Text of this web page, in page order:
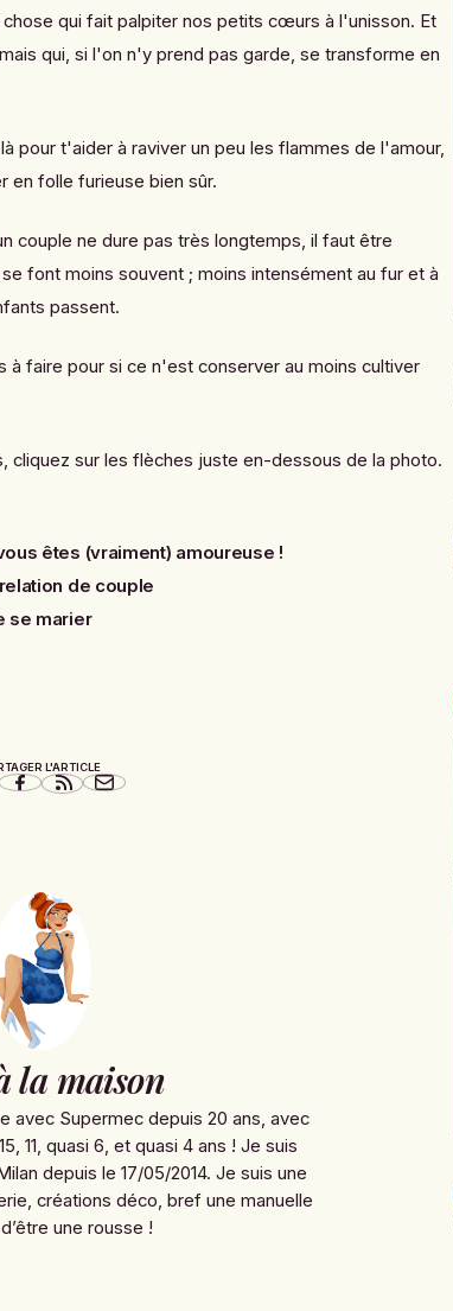
qui fait palpiter nos petits cœurs à l'unisson. Et
qui, si l'on n'y prend pas garde, se transforme en
pour t'aider à raviver un peu les flammes de l'amour,
en folle furieuse bien sûr.
couple ne dure pas très longtemps, il faut être
font moins souvent ; moins intensément au fur et à
passent.
à faire pour si ce n'est conserver au moins cultiver
cliquez sur les flèches juste en-dessous de la photo.
êtes (vraiment) amoureuse !
de couple
se marier
L'ARTICLE
la maison
avec Supermec depuis 20 ans, avec
11, quasi 6, et quasi 4 ans ! Je suis
depuis le 17/05/2014. Je suis une
créations déco, bref une manuelle
une rousse !